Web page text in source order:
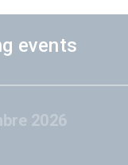
events
2026